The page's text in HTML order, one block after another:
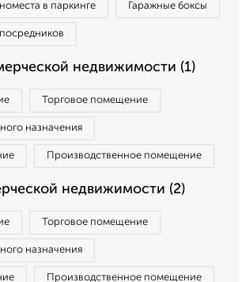
в паркинге Гаражные боксы
недвижимости (1)
Торговое помещение
назначения
Производственное помещение
недвижимости (2)
Торговое помещение
назначения
Производственное помещение